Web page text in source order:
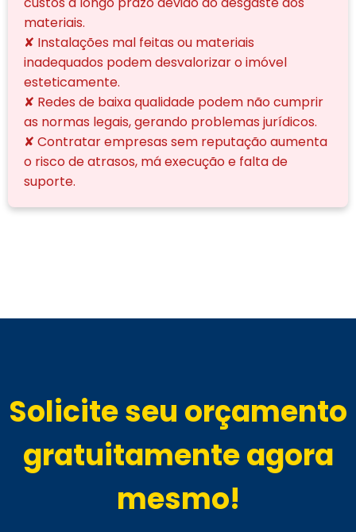
materiais.
✘ Instalações mal feitas ou materiais
inadequados podem desvalorizar o imóvel
esteticamente.
✘ Redes de baixa qualidade podem não cumprir
as normas legais, gerando problemas jurídicos.
✘ Contratar empresas sem reputação aumenta
o risco de atrasos, má execução e falta de
suporte.
Solicite seu orçamento
gratuitamente agora
mesmo!